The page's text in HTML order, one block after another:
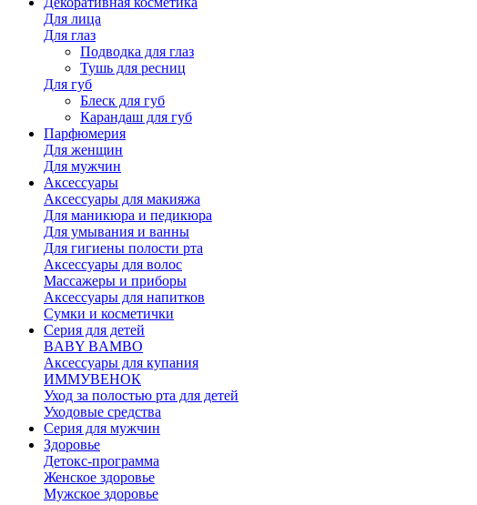
Для лица
Для глаз
Подводка для глаз
Тушь для ресниц
Для губ
Блеск для губ
Карандаш для губ
Парфюмерия
Для женщин
Для мужчин
Аксессуары
Аксессуары для макияжа
Для маникюра и педикюра
Для умывания и ванны
Для гигиены полости рта
Аксессуары для волос
Массажеры и приборы
Аксессуары для напитков
Сумки и косметички
Серия для детей
BABY BAMBO
Аксессуары для купания
ИММУВЕНОК
Уход за полостью рта для детей
Уходовые средства
Серия для мужчин
Здоровье
Детокс-программа
Женское здоровье
Мужское здоровье